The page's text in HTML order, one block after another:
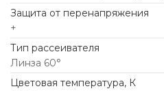
Защита от перенапряжения
+
Тип рассеивателя
Линза 60°
Цветовая температура, К